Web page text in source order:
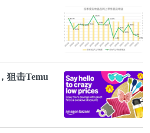
同监管审稿人的行为，是完
相信，出版社可以管理好每
下载费）而不能管理好与审稿
狙击Temu